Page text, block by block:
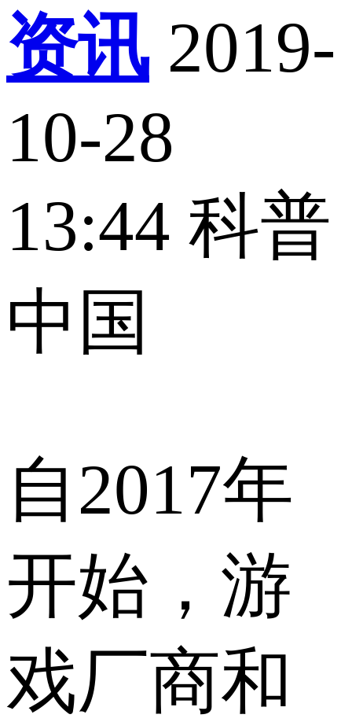
资讯 2019-
10-28
13:44 科普
中国
自2017年
开始，游
戏厂商和